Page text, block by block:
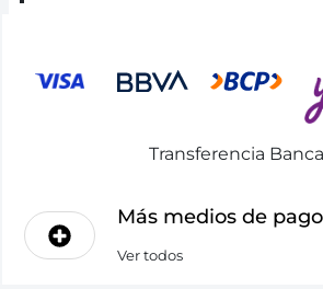
Transferencia
Más medios de pago
Ver todos